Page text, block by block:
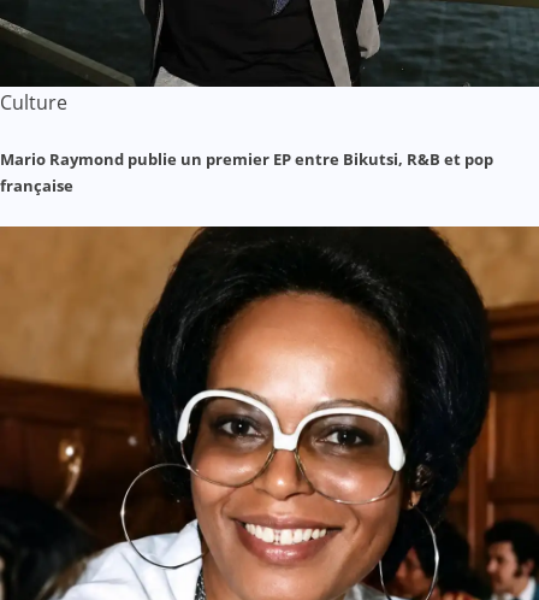
Culture
Mario Raymond publie un premier EP entre Bikutsi, R&B et pop
française